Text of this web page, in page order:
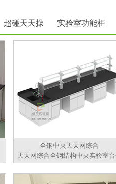
超碰天天操 实验室功能柜
全钢中央天天网综合
天天网综合全钢结构中央实验室